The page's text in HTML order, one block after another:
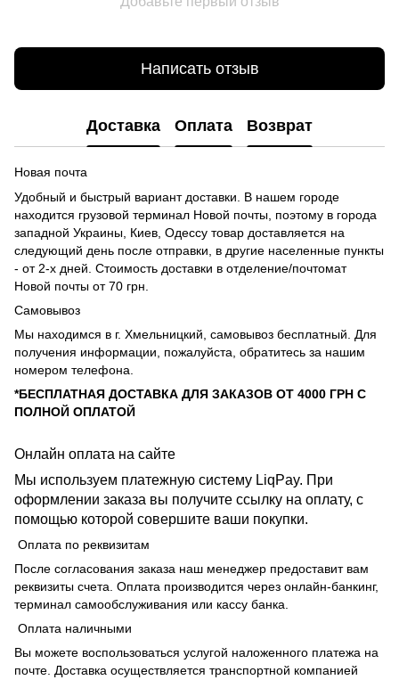
Написать отзыв
Доставка Оплата Возврат
Новая почта
Удобный и быстрый вариант доставки. В нашем городе
находится грузовой терминал Новой почты, поэтому в города
западной Украины, Киев, Одессу товар доставляется на
следующий день после отправки, в другие населенные пункты
- от 2-х дней. Стоимость доставки в отделение/почтомат
Новой почты от 70 грн.
Самовывоз
Мы находимся в г. Хмельницкий, самовывоз бесплатный. Для
получения информации, пожалуйста, обратитесь за нашим
номером телефона.
*БЕСПЛАТНАЯ ДОСТАВКА ДЛЯ ЗАКАЗОВ ОТ 4000 ГРН С
ПОЛНОЙ ОПЛАТОЙ
Онлайн оплата на сайте
Мы используем платежную систему LiqPay. При
оформлении заказа вы получите ссылку на оплату, с
помощью которой совершите ваши покупки.
Оплата по реквизитам
После согласования заказа наш менеджер предоставит вам
реквизиты счета. Оплата производится через онлайн-банкинг,
терминал самообслуживания или кассу банка.
Оплата наличными
Вы можете воспользоваться услугой наложенного платежа на
почте. Доставка осуществляется транспортной компанией